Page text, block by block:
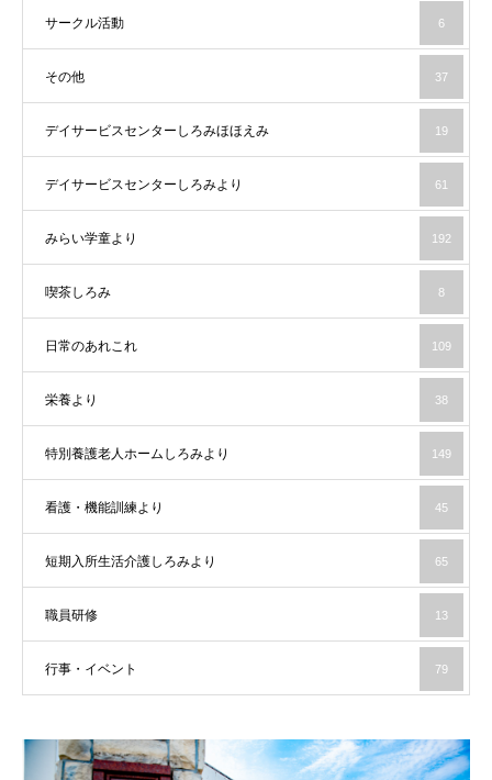
サークル活動 6
その他 37
デイサービスセンターしろみほほえみ 19
デイサービスセンターしろみより 61
みらい学童より 192
喫茶しろみ 8
日常のあれこれ 109
栄養より 38
特別養護老人ホームしろみより 149
看護・機能訓練より 45
短期入所生活介護しろみより 65
職員研修 13
行事・イベント 79